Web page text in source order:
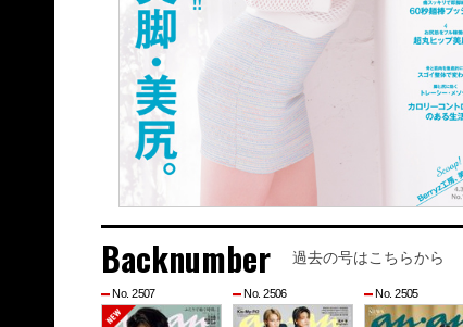
Backnumber 過去の号はこちらから
No. 2507 No. 2506 No. 2505